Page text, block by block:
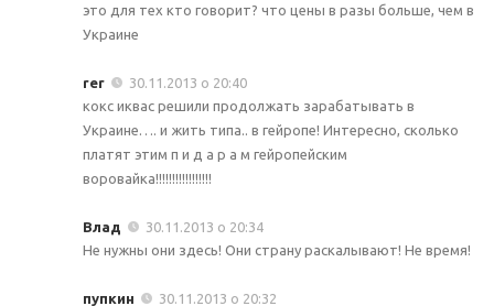
это для тех кто говорит? что цены в разы больше, чем в
Украине
rer
30.11.2013 о 20:40
кокс иквас решили продолжать зарабатывать в
Украине…. и жить типа.. в гейропе! Интересно, сколько
платят этим п и д а р а м гейропейским
воровайка!!!!!!!!!!!!!!!!!
Влад
30.11.2013 о 20:34
Не нужны они здесь! Они страну раскалывают! Не время!
пупкин
30.11.2013 о 20:32